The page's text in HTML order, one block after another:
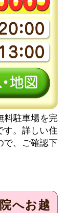
料駐車場を完
す。詳しい住
で、ご確認下
へお越